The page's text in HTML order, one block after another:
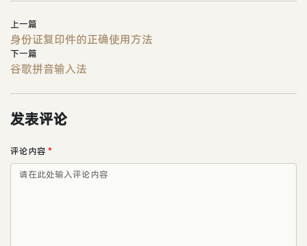
上一篇
身份证复印件的正确使用方法
下一篇
谷歌拼音输入法
发表评论
评论内容 *